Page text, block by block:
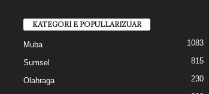
KATEGORI E POPULLARIZUAR
Muba 1083
Sumsel 815
Olahraga 230